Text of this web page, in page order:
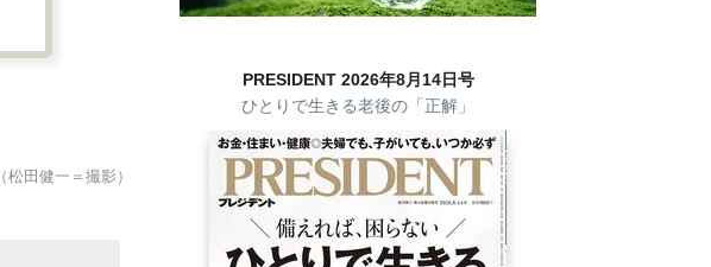
（松田健一＝撮影）
PRESIDENT 2026年8月14日号
ひとりで生きる老後の「正解」